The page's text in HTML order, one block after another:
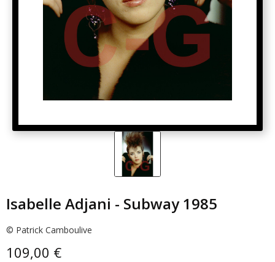
Isabelle Adjani - Subway 1985
© Patrick Camboulive
109,00 €